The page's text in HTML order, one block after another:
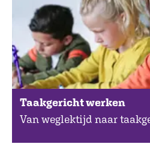
Taakgericht werken
Van weglektijd naar